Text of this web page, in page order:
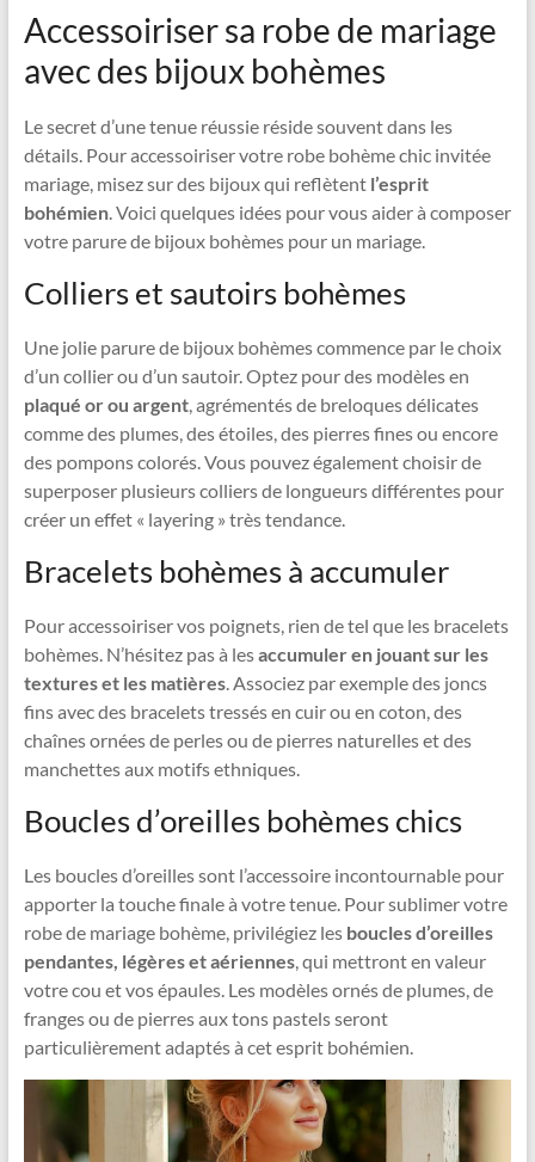
Accessoiriser sa robe de mariage
avec des bijoux bohèmes
Le secret d’une tenue réussie réside souvent dans les
détails. Pour accessoiriser votre robe bohème chic invitée
mariage, misez sur des bijoux qui reflètent l’esprit
bohémien. Voici quelques idées pour vous aider à composer
votre parure de bijoux bohèmes pour un mariage.
Colliers et sautoirs bohèmes
Une jolie parure de bijoux bohèmes commence par le choix
d’un collier ou d’un sautoir. Optez pour des modèles en
plaqué or ou argent, agrémentés de breloques délicates
comme des plumes, des étoiles, des pierres fines ou encore
des pompons colorés. Vous pouvez également choisir de
superposer plusieurs colliers de longueurs différentes pour
créer un effet « layering » très tendance.
Bracelets bohèmes à accumuler
Pour accessoiriser vos poignets, rien de tel que les bracelets
bohèmes. N’hésitez pas à lesaccumuler en jouant sur les
textures et les matières. Associez par exemple des joncs
fins avec des bracelets tressés en cuir ou en coton, des
chaînes ornées de perles ou de pierres naturelles et des
manchettes aux motifs ethniques.
Boucles d’oreilles bohèmes chics
Les boucles d’oreilles sont l’accessoire incontournable pour
apporter la touche finale à votre tenue. Pour sublimer votre
robe de mariage bohème, privilégiez les boucles d’oreilles
pendantes, légères et aériennes, qui mettront en valeur
votre cou et vos épaules. Les modèles ornés de plumes, de
franges ou de pierres aux tons pastels seront
particulièrement adaptés à cet esprit bohémien.